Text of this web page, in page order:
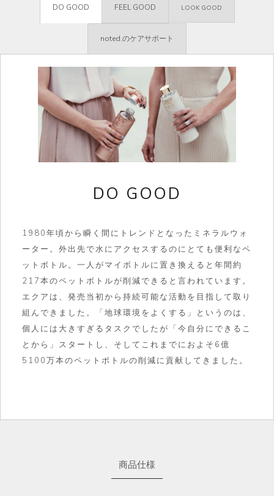
DO GOOD FEEL GOOD LOOK GOOD
noted.のケアサポート
DO GOOD
1980年頃から瞬く間にトレンドとなったミネラルウォ
ーター。外出先で水にアクセスするのにとても便利なペ
ットボトル。一人がマイボトルに置き換えると年間約
217本のペットボトルが削減できると言われています。
エクアは、発売当初から持続可能な活動を目指して取り
組んできました。「地球環境をよくする」というのは、
個人には大きすぎるタスクでしたが「今自分にできるこ
とから」スタートし、そしてこれまでにおよそ6億
5100万本のペットボトルの削減に貢献してきました。
商品仕様